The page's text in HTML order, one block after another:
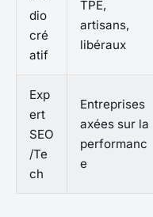
dio
cré
atif
TPE,
artisans,
libéraux
Exp
ert
SEO
/Te
ch
Entreprises
axées sur la
performanc
e